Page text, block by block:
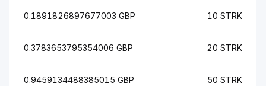
0.1891826897677003 GBP 10 STRK
0.3783653795354006 GBP 20 STRK
0.9459134488385015 GBP 50 STRK